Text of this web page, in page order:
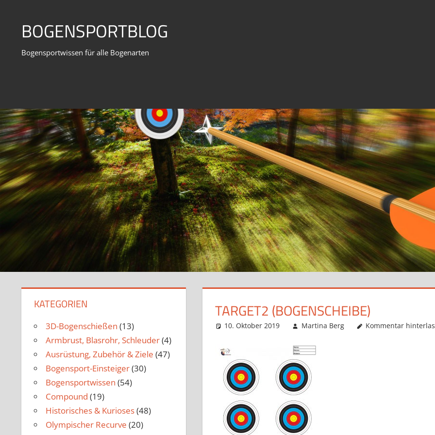
springenBOGENSPORTBLOG
Bogensportwissen für alle Bogenarten
TARGET2 (BOGENSCHEIBE)
10. Oktober 2019 Martina Berg Kommentar
KATEGORIEN
3D-Bogenschießen (13)
Armbrust, Blasrohr, Schleuder(4)
Ausrüstung, Zubehör & Ziele (47)
Bogensport-Einsteiger(30)
Bogensportwissen (54)
Compound (19)
Historisches & Kurioses(48)
Olympischer Recurve (20)